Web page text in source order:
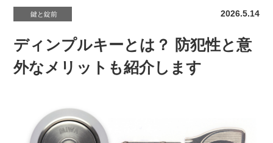
鍵と錠前 2026.5.14
ディンプルキーとは？ 防犯性と意
外なメリットも紹介します